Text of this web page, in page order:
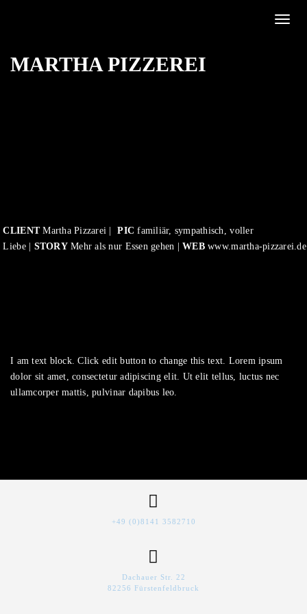
MARTHA PIZZEREI
CLIENTMartha Pizzarei |PICfamiliär, sympathisch, voller
Liebe | STORYMehr als nur Essen gehen |WEBwww.martha-pizzarei.de
I am text block. Click edit button to change this text. Lorem ipsum
dolor sit amet, consectetur adipiscing elit. Ut elit tellus, luctus nec
ullamcorper mattis, pulvinar dapibus leo.
+49 (0)8141 3582710
Dachauer Str. 22
82256 Fürstenfeldbruck